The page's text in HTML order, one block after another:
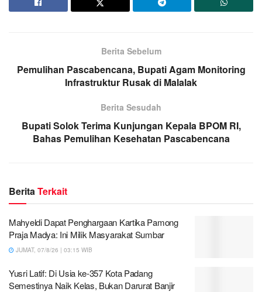
Berita Sebelum
Pemulihan Pascabencana, Bupati Agam Monitoring
Infrastruktur Rusak di Malalak
Berita Sesudah
Bupati Solok Terima Kunjungan Kepala BPOM RI,
Bahas Pemulihan Kesehatan Pascabencana
BeritaTerkait
Mahyeldi Dapat Penghargaan Kartika Pamong
Praja Madya: Ini Milik Masyarakat Sumbar
JUMAT, 07/8/26 | 03:15 WIB
Yusri Latif: Di Usia ke-357 Kota Padang
Semestinya Naik Kelas, Bukan Darurat Banjir